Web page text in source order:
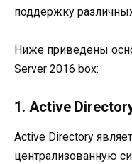
поддержку
Ниже приведены
Server 2016 box:
1. Active
Active Directory
централизованную